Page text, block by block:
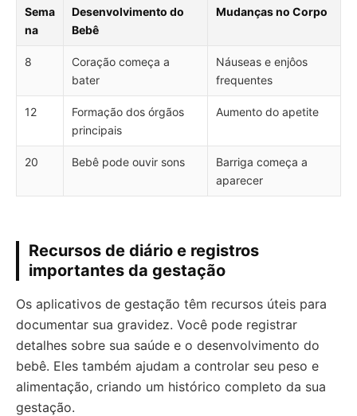
Sema
na
Desenvolvimento do
Bebê
Mudanças no Corpo
8
Coração começa a
bater
Náuseas e enjôos
frequentes
12
Formação dos órgãos
principais
Aumento do apetite
20 Bebê pode ouvir sons
Barriga começa a
aparecer
Recursos de diário e registros
importantes da gestação
Os aplicativos de gestação têm recursos úteis para
documentar sua gravidez. Você pode registrar
detalhes sobre sua saúde e o desenvolvimento do
bebê. Eles também ajudam a controlar seu peso e
alimentação, criando um histórico completo da sua
gestação.